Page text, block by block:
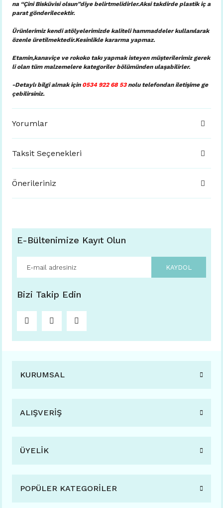
na “Çini Bisküvisi olsun”diye belirtmelidirler.Aksi takdirde plastik iç a
parat gönderilecektir.
Ürünlerimiz kendi atölyelerimizde kaliteli hammaddeler kullanılarak
özenle üretilmektedir.Kesinlikle kararma yapmaz.
Etamin,kanaviçe ve rokoko takı yapmak isteyen müşterilerimiz gerek
li olan tüm malzemelere kategoriler bölümünden ulaşabilirler.
-Detaylı bilgi almak için 0534 922 68 53nolu telefondan iletişime ge
çebilirsiniz.
Yorumlar
Taksit Seçenekleri
Önerileriniz
E-Bültenimize Kayıt Olun
KAYDOL
Bizi Takip Edin
KURUMSAL
ALIŞVERİŞ
ÜYELİK
POPÜLER KATEGORİLER